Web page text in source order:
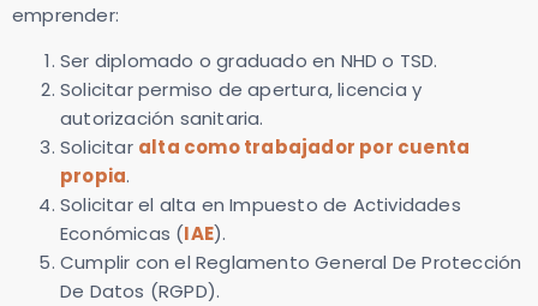
emprender:
Ser diplomado o graduado en NHD o TSD.
Solicitar permiso de apertura, licencia y
autorización sanitaria.
Solicitar alta como trabajador por cuenta
propia.
Solicitar el alta en Impuesto de Actividades
Económicas (IAE).
Cumplir con el Reglamento General De Protección
De Datos (RGPD).